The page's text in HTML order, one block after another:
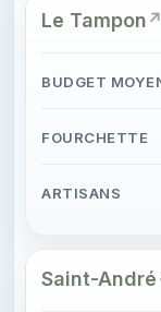
Le Tampon
Saint-André